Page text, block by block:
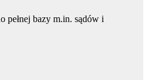
pełnej bazy m.in. sądów i